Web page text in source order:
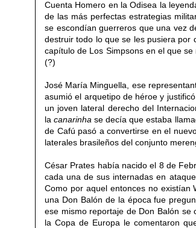
Cuenta Homero en la Odisea la
de las más perfectas estrategias
se escondían guerreros que una vez
destruir todo lo que se les pusiera por
capítulo de Los Simpsons en el que
(?)
José María Minguella, ese
asumió el arquetipo de héroey
un joven lateral derecho del
lacanarinhase decía que estaba
de Cafú pasó a convertirse en el
laterales brasileños del conjunto
César Prates había nacidoel 8 de
cada una de sus internadas en
Como por aquel entonces no existían
una Don Balón de la época fue
ese mismo reportaje de Don Balón
la Copa de Europa le comentaron